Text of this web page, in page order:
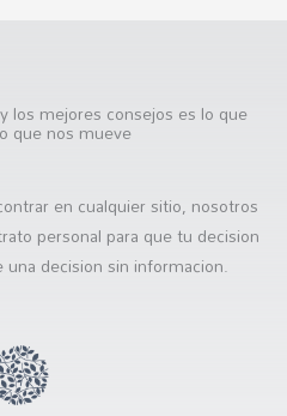
los mejores consejos es lo que
que nos mueve
en cualquier sitio, nosotros
personal para que tu decision
decision sin informacion.